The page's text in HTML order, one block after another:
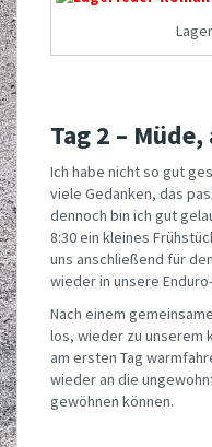
Tag 2 –
Ich habe nicht so gut
viele Gedanken, das
dennoch bin ich gut
8:30 ein kleines
uns anschließend für
wieder in unsere
Nach einem
los, wieder zu unserem
am ersten Tag
wieder an die
gewöhnen können.